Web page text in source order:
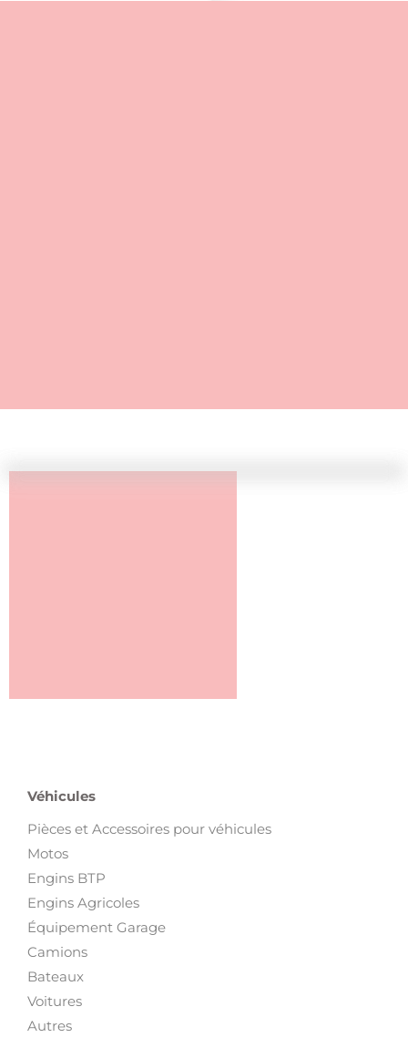
Véhicules
Pièces et Accessoires pour véhicules
Motos
Engins BTP
Engins Agricoles
Équipement Garage
Camions
Bateaux
Voitures
Autres